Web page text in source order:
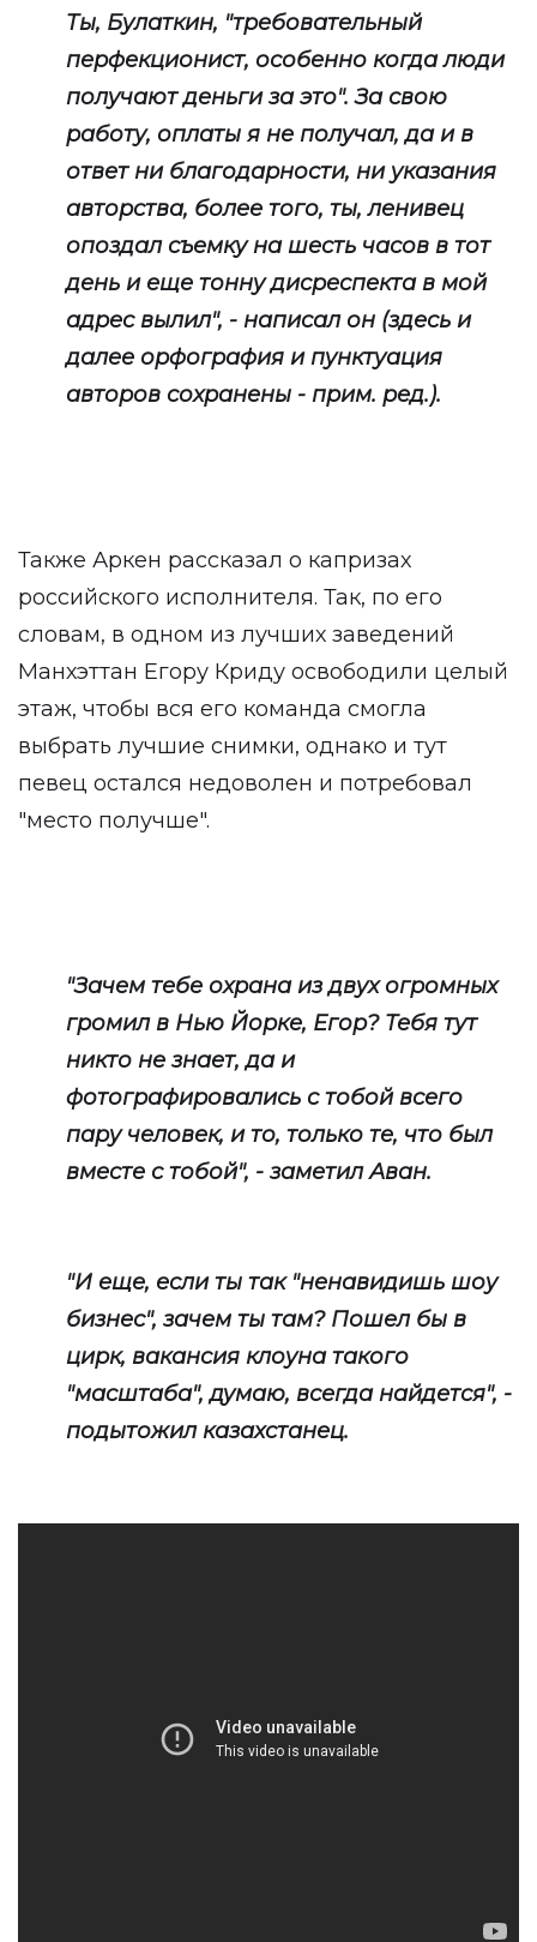
Ты, Булаткин, "требовательный
перфекционист, особенно когда люди
получают деньги за это". За свою
работу, оплаты я не получал, да и в
ответ ни благодарности, ни указания
авторства, более того, ты, ленивец
опоздал съемку на шесть часов в тот
день и еще тонну дисреспекта в мой
адрес вылил", - написал он (здесь и
далее орфография и пунктуация
авторов сохранены - прим. ред.).
Также Аркен рассказал о капризах
российского исполнителя. Так, по его
словам, в одном из лучших заведений
Манхэттан Егору Криду освободили целый
этаж, чтобы вся его команда смогла
выбрать лучшие снимки, однако и тут
певец остался недоволен и потребовал
"место получше".
"Зачем тебе охрана из двух огромных
громил в Нью Йорке, Егор? Тебя тут
никто не знает, да и
фотографировались с тобой всего
пару человек, и то, только те, что был
вместе с тобой", - заметил Аван.
"И еще, если ты так "ненавидишь шоу
бизнес", зачем ты там? Пошел бы в
цирк, вакансия клоуна такого
"масштаба", думаю, всегда найдется", -
подытожил казахстанец.